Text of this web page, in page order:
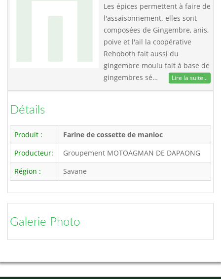
Les épices permettent à faire de
l'assaisonnement. elles sont
composées de Gingembre, anis,
poive et l'ail la coopérative
Rehoboth fait aussi du
gingembre moulu fait à base de
gingembres sé…
Lire la suite...
Détails
Produit :
Farine de cossette de manioc
Producteur:
Groupement MOTOAGMAN DE DAPAONG
Région :
Savane
Galerie Photo